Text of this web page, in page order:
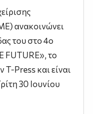
ανακοινώνει
του στο 4ο
FUTURE», το
T-Press και είναι
30 Ιουνίου